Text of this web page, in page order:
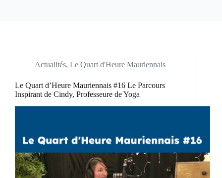
Actualités, Le Quart d'Heure Mauriennais
Le Quart d’Heure Mauriennais #16 Le Parcours
Inspirant de Cindy, Professeure de Yoga